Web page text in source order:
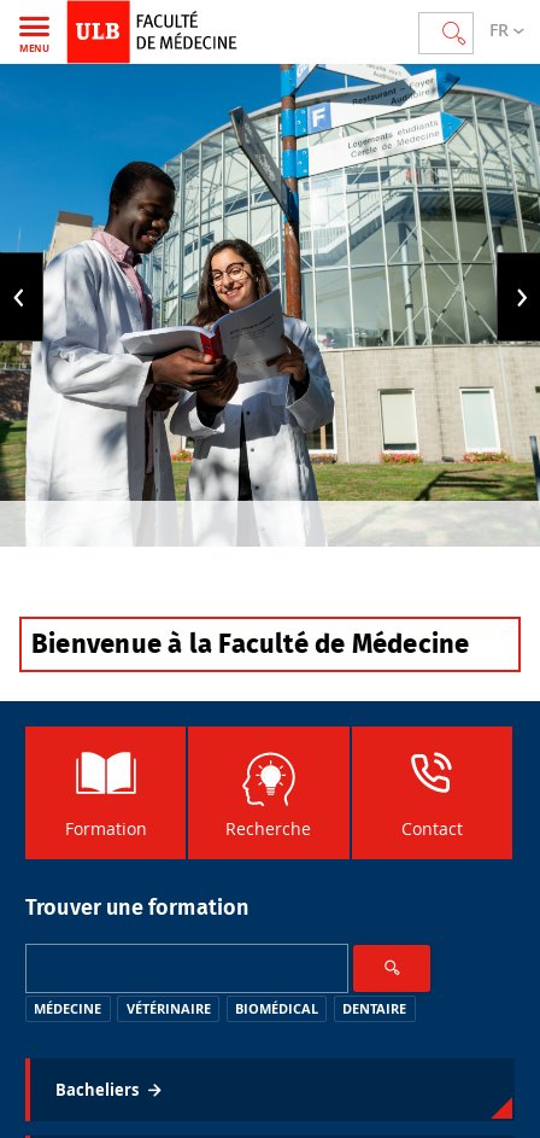
FR
MENU
Bienvenue à la Faculté de Médecine
Formation Recherche Contact
Trouver une formation
MÉDECINE VÉTÉRINAIRE BIOMÉDICAL DENTAIRE
Bacheliers